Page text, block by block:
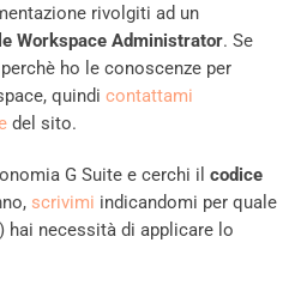
rivolgiti ad un
Workspace Administrator. Se
ho le conoscenze per
quindi contattami
del sito.
G Suite e cerchi il codice
scrivimi indicandomi per quale
hai necessità di applicare lo